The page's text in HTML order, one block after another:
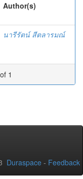
Author(s)
นารีรัตน์ สีตลารมณ์
1
Duraspace - Feedback